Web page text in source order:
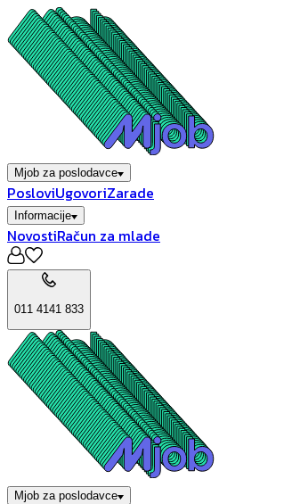
Mjob za poslodavce
PosloviUgovoriZarade
Informacije
NovostiRačun za mlade
011 4141 833
Mjob za poslodavce